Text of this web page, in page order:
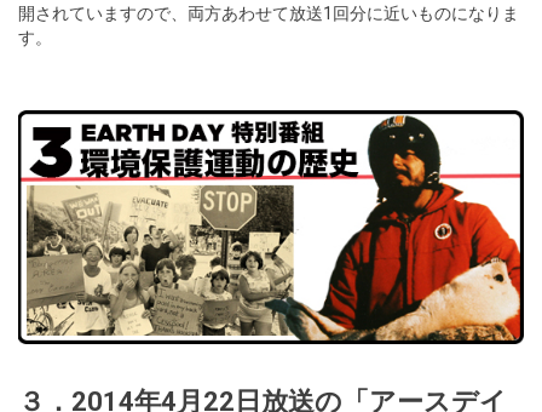
開されていますので、両方あわせて放送1回分に近いものになりま
す。
３．2014年4月22日放送の「アースデイ